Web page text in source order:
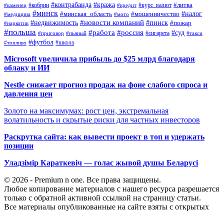
#каменец #кобрин #контрабанда #кража #кредит #курс_валют #литва
#медицина #минск #минская_область #мото #мошенничество #налог
#наркотик #недвижимость #новости компаний #пинск #пожар
#польша #приговор #пьяный #работа #россия #сигарета #суд #такси
#топливо #футбол #школа
Microsoft увеличила прибыль до $25 млрд благодаря
облаку и ИИ
Nestle снижает прогноз продаж на фоне слабого спроса и
давления цен
Золото на максимумах: рост цен, экстремальная
волатильность и скрытые риски для частных инвесторов
Раскрутка сайта: как вывести проект в топ и удержать
позиции
Уладзімір Караткевіч — голас жывой душы Беларусі
© 2026 - Premium n one. Все права защищены.
Любое копирование материалов с нашего ресурса разрешается
только с обратной активной ссылкой на страницу статьи.
Все материалы опубликованные на сайте взяты с открытых